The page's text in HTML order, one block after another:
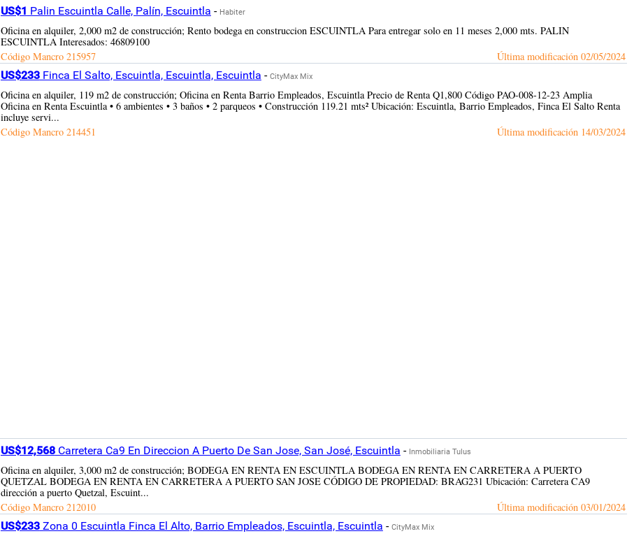
US$1 Palin Escuintla Calle, Palín, Escuintla - Habiter
Oficina en alquiler, 2,000 m2 de construcción; Rento bodega en construccion ESCUINTLA Para entregar solo en 11 meses 2,000 mts. PALIN
ESCUINTLA Interesados: 46809100
Código Mancro 215957 Última modificación 02/05/2024
US$233Finca El Salto, Escuintla, Escuintla, Escuintla - CityMax Mix
Oficina en alquiler, 119 m2 de construcción; Oficina en Renta Barrio Empleados, Escuintla Precio de Renta Q1,800 Código PAO-008-12-23 Amplia
Oficina en Renta Escuintla • 6 ambientes • 3 baños • 2 parqueos • Construcción 119.21 mts² Ubicación: Escuintla, Barrio Empleados, Finca El Salto Renta
incluye servi...
Código Mancro 214451 Última modificación 14/03/2024
US$12,568Carretera Ca9 En Direccion A Puerto De San Jose, San José, Escuintla - Inmobiliaria Tulus
Oficina en alquiler, 3,000 m2 de construcción; BODEGA EN RENTA EN ESCUINTLA BODEGA EN RENTA EN CARRETERA A PUERTO
QUETZAL BODEGA EN RENTA EN CARRETERA A PUERTO SAN JOSE CÓDIGO DE PROPIEDAD: BRAG231 Ubicación: Carretera CA9
dirección a puerto Quetzal, Escuint...
Código Mancro 212010 Última modificación 03/01/2024
US$233Zona 0 Escuintla Finca El Alto, Barrio Empleados, Escuintla, Escuintla - CityMax Mix